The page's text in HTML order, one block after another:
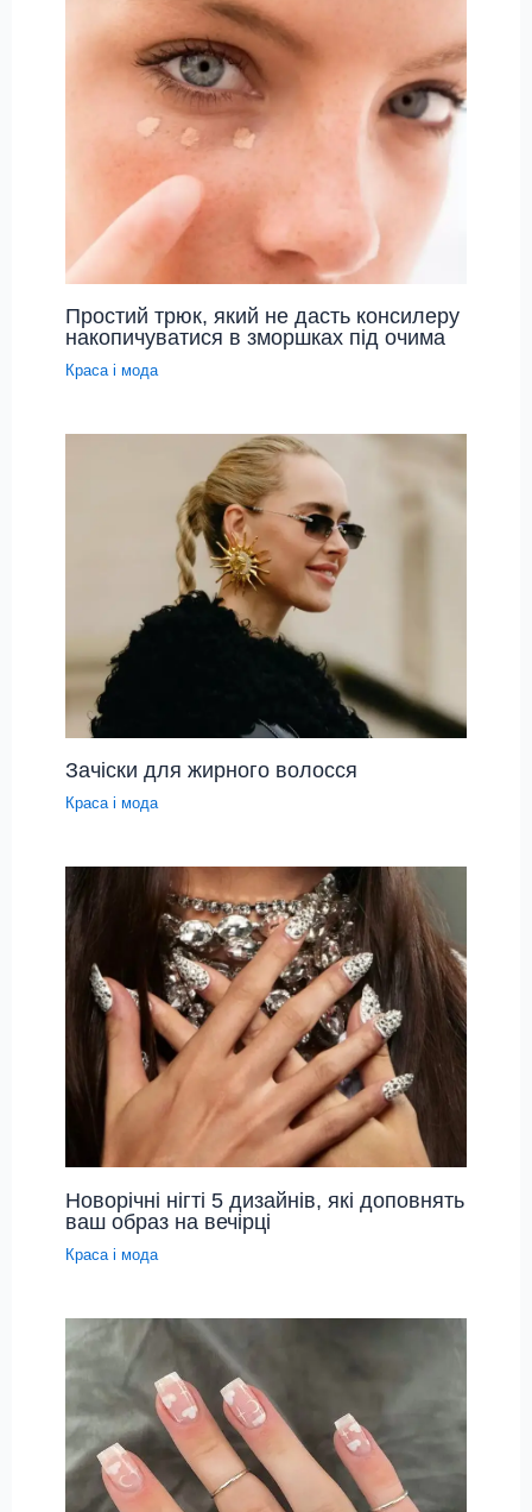
Простий трюк, який не дасть консилеру
накопичуватися в зморшках під очима
Краса і мода
Зачіски для жирного волосся
Краса і мода
Новорічні нігті 5 дизайнів, які доповнять
ваш образ на вечірці
Краса і мода